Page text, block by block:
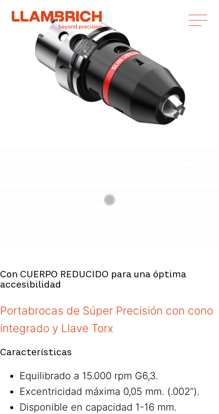
Con CUERPO REDUCIDO para una óptima
accesibilidad
Portabrocas de Súper Precisión con cono
integrado y Llave Torx
Características
Equilibrado a 15.000 rpm G6,3.
Excentricidad máxima 0,05 mm. (.002”).
Disponible en capacidad 1-16 mm.